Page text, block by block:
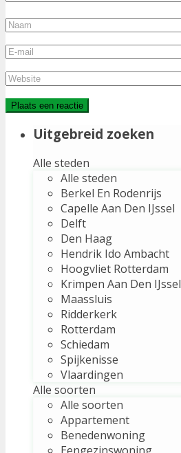
Uitgebreid zoeken
Alle steden
Alle steden
Berkel En Rodenrijs
Capelle Aan Den IJssel
Delft
Den Haag
Hendrik Ido Ambacht
Hoogvliet Rotterdam
Krimpen Aan Den IJssel
Maassluis
Ridderkerk
Rotterdam
Schiedam
Spijkenisse
Vlaardingen
Alle soorten
Alle soorten
Appartement
Benedenwoning